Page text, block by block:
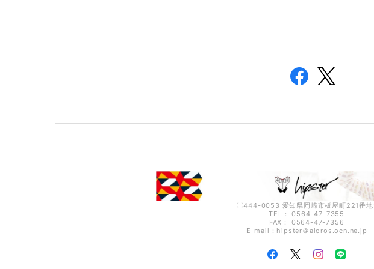
〶444-0053 愛知県岡崎市板屋町221番地
TEL： 0564-47-7355
FAX： 0564-47-7356
E-mail：hipster＠aioros.ocn.ne.jp